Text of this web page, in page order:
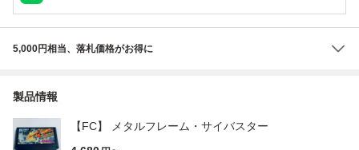
5,000円相当、落札価格がお得に
製品情報
【FC】 メタルフレーム・サイバスター